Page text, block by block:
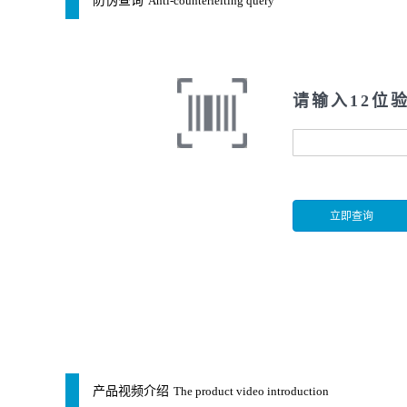
请输入12位
产品视频介绍 The product video introduction